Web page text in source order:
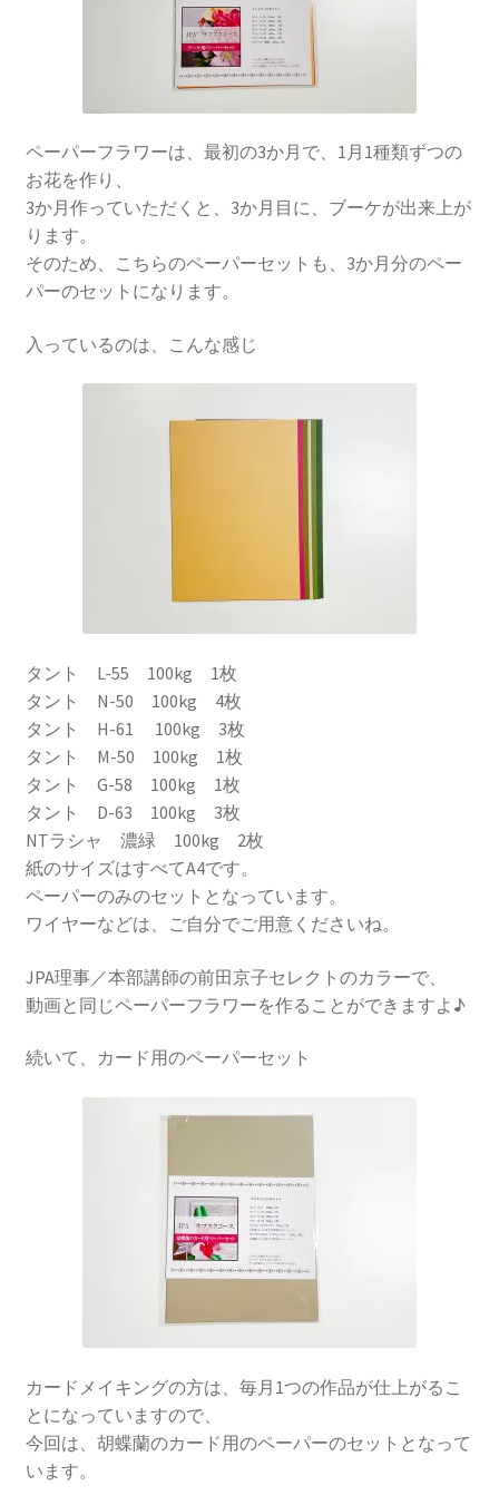
ペーパーフラワーは、最初の3か月で、1月1種類ずつの
お花を作り、
3か月作っていただくと、3か月目に、ブーケが出来上が
ります。
そのため、こちらのペーパーセットも、3か月分のペー
パーのセットになります。
入っているのは、こんな感じ
タント L-55 100kg 1枚
タント N-50 100kg 4枚
タント H-61 100kg 3枚
タント M-50 100kg 1枚
タント G-58 100kg 1枚
タント D-63 100kg 3枚
NTラシャ 濃緑 100kg 2枚
紙のサイズはすべてA4です。
ペーパーのみのセットとなっています。
ワイヤーなどは、ご自分でご用意くださいね。
JPA理事／本部講師の前田京子セレクトのカラーで、
動画と同じペーパーフラワーを作ることができますよ♪
続いて、カード用のペーパーセット
カードメイキングの方は、毎月1つの作品が仕上がるこ
とになっていますので、
今回は、胡蝶蘭のカード用のペーパーのセットとなって
います。